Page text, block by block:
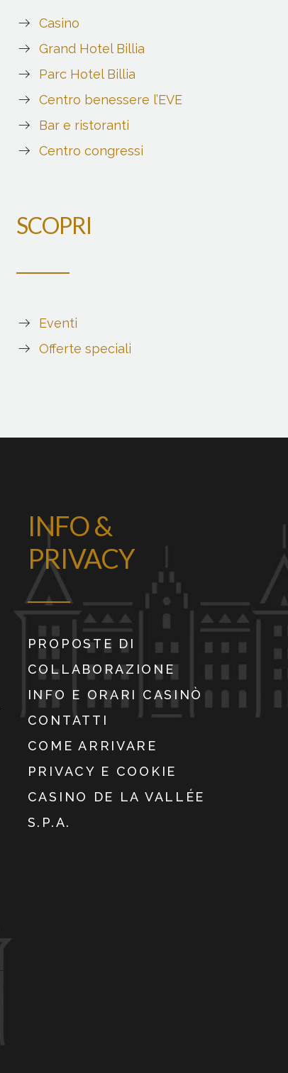
Casino
Grand Hotel Billia
Parc Hotel Billia
Centro benessere l’EVE
Bar e ristoranti
Centro congressi
SCOPRI
Eventi
Offerte speciali
INFO &
PRIVACY
PROPOSTE DI
COLLABORAZIONE
INFO E ORARI CASINÒ
CONTATTI
COME ARRIVARE
PRIVACY E COOKIE
CASINO DE LA VALLÉE
S.P.A.